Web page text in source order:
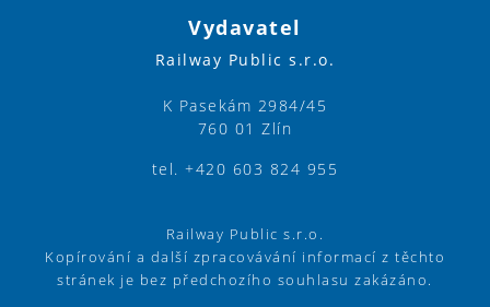
Vydavatel
Railway Public s.r.o.
K Pasekám 2984/45
760 01 Zlín
tel. +420 603 824 955
Railway Public s.r.o.
Kopírování a další zpracovávání informací z těchto
stránek je bez předchozího souhlasu zakázáno.